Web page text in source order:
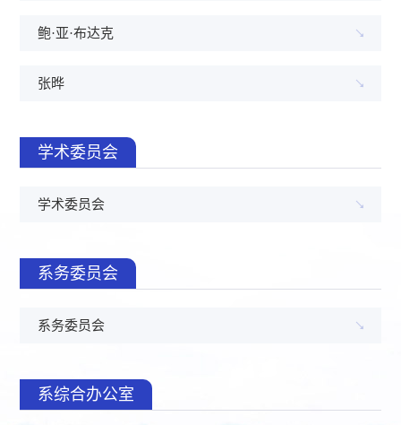
鲍·亚·布达克
张晔
学术委员会
学术委员会
系务委员会
系务委员会
系综合办公室